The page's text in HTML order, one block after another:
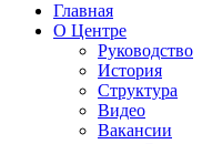
Главная
О Центре
Руководство
История
Структура
Видео
Вакансии